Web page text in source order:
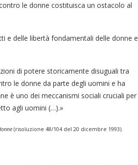
le donne costituisca un ostacolo al
e delle libertà fondamentali delle donne e
di potere storicamente disuguali tra
le donne da parte degli uomini e ha
è uno dei meccanismi sociali cruciali per
agli uomini (…).»
(risoluzione 48/104 del 20 dicembre 1993).